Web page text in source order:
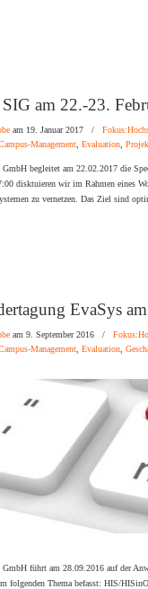
am 22.-23.
am 19. Januar 2017 /
Management, Evaluation,
GmbH begleitet am 22.02.2017 die
disktuieren wir im Rahmen eines
zu vernetzen. Das Ziel sind
EvaSys
am 9. September 2016 /
Management, Evaluation,
führt am 28.09.2016 auf der
folgenden Thema befasst: HIS/